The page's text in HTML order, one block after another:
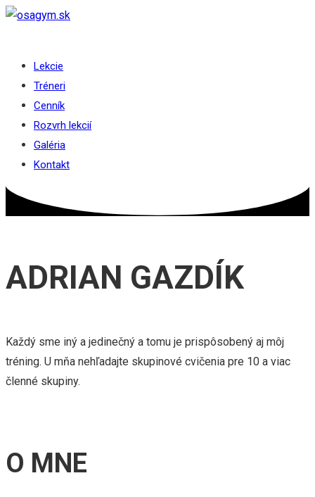
Skip
Lekcie
Tréneri
Cenník
Rozvrh lekcií
Galéria
Kontakt
ADRIAN GAZDÍK
Každý sme iný a jedinečný a tomu je prispôsobený aj môj
tréning. U mňa nehľadajte skupinové cvičenia pre 10 a viac
členné skupiny.
O MNE